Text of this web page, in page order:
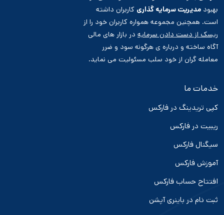
بهبود مدیریت سرمایه گذاری کاربران داشته
است. همچنین مجموعه همواره کاربران خود را از
ریسک از دست دادن سرمایه در بازار های مالی
آگاه ساخته و درباره ی هرگونه سود و ضرر
معامله گران از خود سلب مسئولیت می نماید.
خدمات ما
کپی تریدینگ در فارکس
ریبیت در فارکس
سیگنال فارکس
آموزش فارکس
افتتاح حساب فارکس
ثبت نام در باینری آپشن